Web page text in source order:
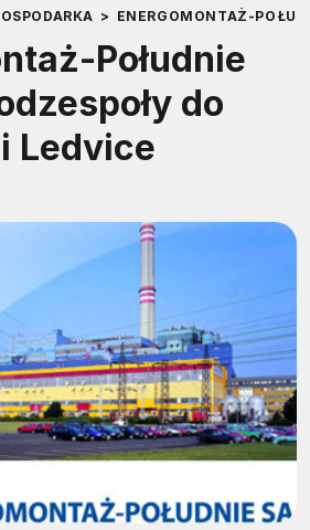
> ENERGOMONTAŻ-
Południe
do
Ledvice